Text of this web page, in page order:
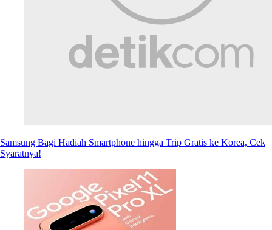
Samsung Bagi Hadiah Smartphone hingga Trip Gratis ke Korea, Cek
Syaratnya!